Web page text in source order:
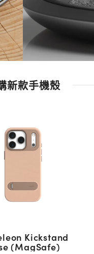
新款手機殼
Kickstand
(MagSafe)